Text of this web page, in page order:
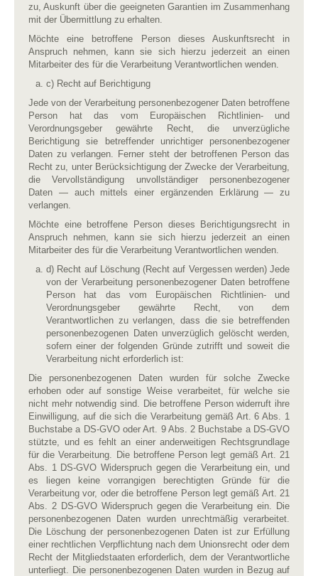
zu, Auskunft über die geeigneten Garantien im Zusammenhang
mit der Übermittlung zu erhalten.
Möchte eine betroffene Person dieses Auskunftsrecht in
Anspruch nehmen, kann sie sich hierzu jederzeit an einen
Mitarbeiter des für die Verarbeitung Verantwortlichen wenden.
c) Recht auf Berichtigung
Jede von der Verarbeitung personenbezogener Daten betroffene
Person hat das vom Europäischen Richtlinien- und
Verordnungsgeber gewährte Recht, die unverzügliche
Berichtigung sie betreffender unrichtiger personenbezogener
Daten zu verlangen. Ferner steht der betroffenen Person das
Recht zu, unter Berücksichtigung der Zwecke der Verarbeitung,
die Vervollständigung unvollständiger personenbezogener
Daten — auch mittels einer ergänzenden Erklärung — zu
verlangen.
Möchte eine betroffene Person dieses Berichtigungsrecht in
Anspruch nehmen, kann sie sich hierzu jederzeit an einen
Mitarbeiter des für die Verarbeitung Verantwortlichen wenden.
d) Recht auf Löschung (Recht auf Vergessen werden) Jede
von der Verarbeitung personenbezogener Daten betroffene
Person hat das vom Europäischen Richtlinien- und
Verordnungsgeber gewährte Recht, von dem
Verantwortlichen zu verlangen, dass die sie betreffenden
personenbezogenen Daten unverzüglich gelöscht werden,
sofern einer der folgenden Gründe zutrifft und soweit die
Verarbeitung nicht erforderlich ist:
Die personenbezogenen Daten wurden für solche Zwecke
erhoben oder auf sonstige Weise verarbeitet, für welche sie
nicht mehr notwendig sind. Die betroffene Person widerruft ihre
Einwilligung, auf die sich die Verarbeitung gemäß Art. 6 Abs. 1
Buchstabe a DS-GVO oder Art. 9 Abs. 2 Buchstabe a DS-GVO
stützte, und es fehlt an einer anderweitigen Rechtsgrundlage
für die Verarbeitung. Die betroffene Person legt gemäß Art. 21
Abs. 1 DS-GVO Widerspruch gegen die Verarbeitung ein, und
es liegen keine vorrangigen berechtigten Gründe für die
Verarbeitung vor, oder die betroffene Person legt gemäß Art. 21
Abs. 2 DS-GVO Widerspruch gegen die Verarbeitung ein. Die
personenbezogenen Daten wurden unrechtmäßig verarbeitet.
Die Löschung der personenbezogenen Daten ist zur Erfüllung
einer rechtlichen Verpflichtung nach dem Unionsrecht oder dem
Recht der Mitgliedstaaten erforderlich, dem der Verantwortliche
unterliegt. Die personenbezogenen Daten wurden in Bezug auf